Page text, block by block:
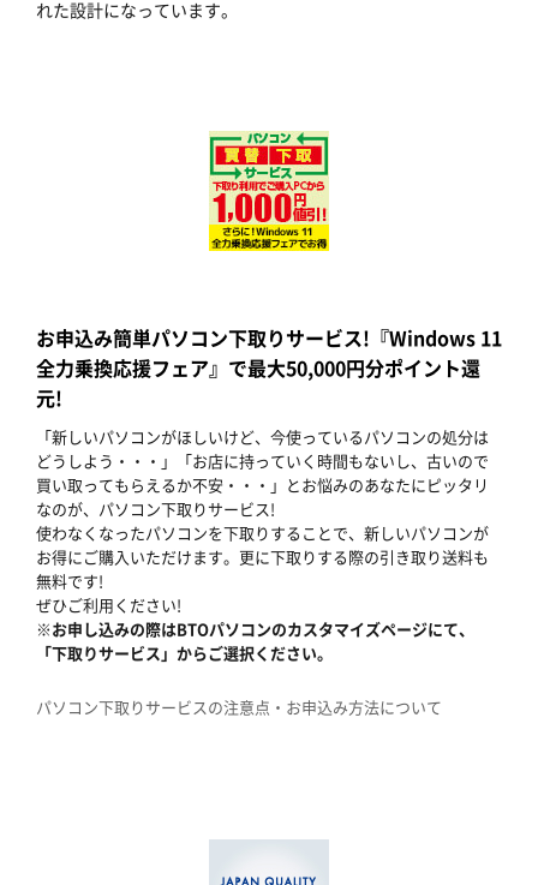
れた設計になっています。
お申込み簡単パソコン下取りサービス!『Windows 11
全力乗換応援フェア』で最大50,000円分ポイント還
元!
「新しいパソコンがほしいけど、今使っているパソコンの処分は
どうしよう・・・」「お店に持っていく時間もないし、古いので
買い取ってもらえるか不安・・・」とお悩みのあなたにピッタリ
なのが、パソコン下取りサービス!
使わなくなったパソコンを下取りすることで、新しいパソコンが
お得にご購入いただけます。更に下取りする際の引き取り送料も
無料です!
ぜひご利用ください!
※お申し込みの際はBTOパソコンのカスタマイズページにて、
「下取りサービス」からご選択ください。
パソコン下取りサービスの注意点・お申込み方法について